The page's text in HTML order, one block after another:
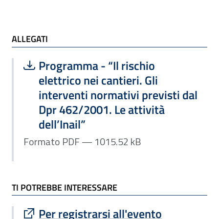
ALLEGATI e TI POTREBBE INTERESSARE
ALLEGATI
Scarica file:
Programma - “Il rischio
elettrico nei cantieri. Gli
interventi normativi previsti dal
Dpr 462/2001. Le attività
dell’Inail”
Formato PDF — Dimensione 1015.52
Formato PDF — 1015.52 kB
TI POTREBBE INTERESSARE
Per registrarsi all'evento
Sito esterno : apre una nuova finestra